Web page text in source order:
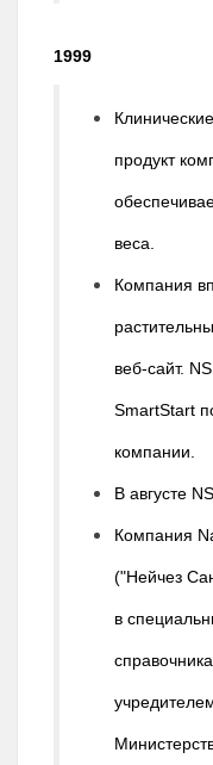
1999
продукт
веса.
Компания
веб-сайт.
SmartStart
компании.
В августе
Компания
("Нейчез
в